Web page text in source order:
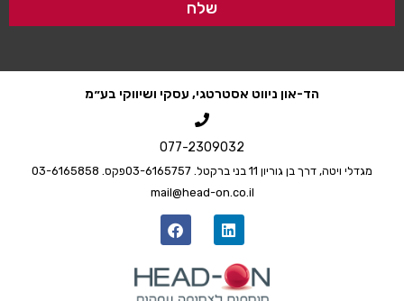
שלח
הד-און ניווט אסטרטגי, עסקי ושיווקי בע״מ
077-2309032
מגדלי ויטה, דרך בן גוריון 11 בני ברק טל. 03-6165757
פקס. 03-6165858
mail@head-on.co.il